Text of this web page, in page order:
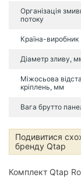
Організація
потоку
Країна-виробник
Діаметр зливу,
Міжосьова
кріплень, мм
Вага брутто
Подивитися
бренду Qtap
Комплект Qtap